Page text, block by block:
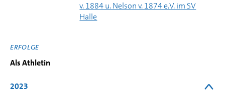
v. 1884 u. Nelson v. 1874 e.V. im SV
Halle
ERFOLGE
Als Athletin
2023